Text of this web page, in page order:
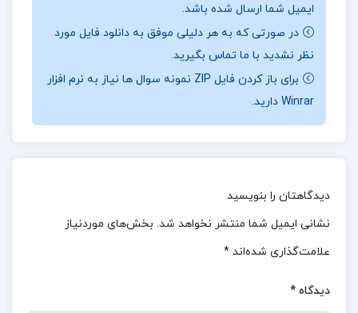
کتاب مورد نظر شامل شش فصل است که هر یک به
بررسی جنبه‌های مختلف اختلالات روان‌شناختی
می‌پردازد. **فصل اول** به تاریخچه‌ای مختصر از
روش‌های تشخیصی و درمانی اختلالات روان‌شناختی
اختصاص دارد. این فصل با زبانی ساده و علمی، خواننده
تشخیص و درمان اختلالات پیدا کند.
درباره نویسنده کتاب طبقه بندی و تشخیص اختلالات
ایمیل شما ارسال شده باشد.
در صورتی که به هر دلیلی موفق به دانلود فایل مورد
نظر نشدید با ما تماس بگیرید.
برای باز کردن فایل ZIP نمونه سوال ها نیاز به نرم افزار
Winrar دارید.
دیدگاهتان را بنویسید
نشانی ایمیل شما منتشر نخواهد شد. بخش‌های موردنیاز
علامت‌گذاری شده‌اند *
دیدگاه *